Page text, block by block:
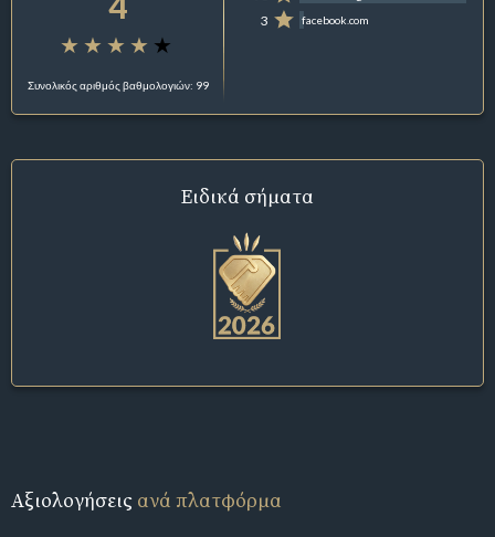
Συνολικός αριθμός βαθμολογιών: 99
3 facebook.com
Ειδικά σήματα
Αξιολογήσεις ανά πλατφόρμα